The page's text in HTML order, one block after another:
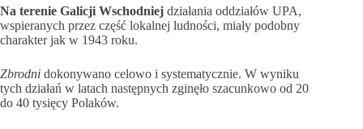
Na terenie Galicji Wschodniej działania oddziałów UPA,
wspieranych przez część lokalnej ludności, miały podobny
charakter jak w 1943 roku.
Zbrodni dokonywano celowo i systematycznie. W wyniku
tych działań w latach następnych zginęło szacunkowo od 20
do 40 tysięcy Polaków.